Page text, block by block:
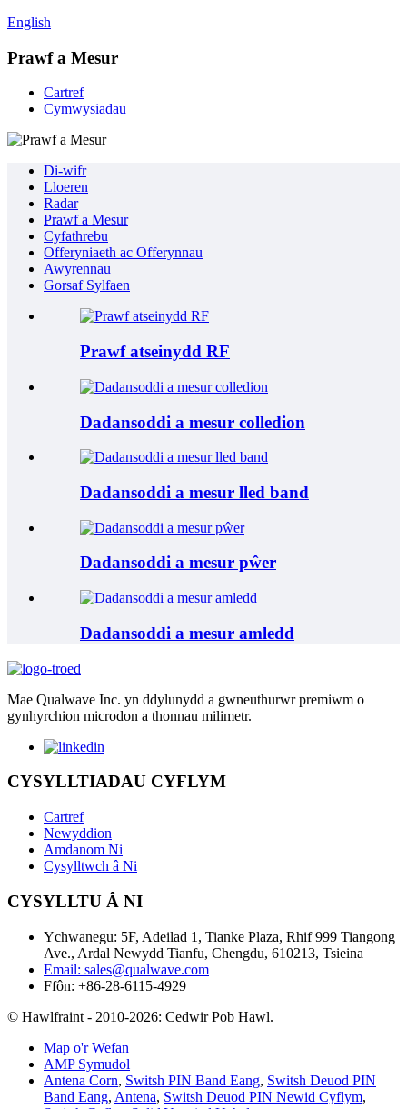
English
Prawf a Mesur
Cartref
Cymwysiadau
Di-wifr
Lloeren
Radar
Prawf a Mesur
Cyfathrebu
Offeryniaeth ac Offerynnau
Awyrennau
Gorsaf Sylfaen
Prawf atseinydd RF
Dadansoddi a mesur colledion
Dadansoddi a mesur lled band
Dadansoddi a mesur pŵer
Dadansoddi a mesur amledd
Mae Qualwave Inc. yn ddylunydd a gwneuthurwr premiwm o
gynhyrchion microdon a thonnau milimetr.
CYSYLLTIADAU CYFLYM
Cartref
Newyddion
Amdanom Ni
Cysylltwch â Ni
CYSYLLTU Â NI
Ychwanegu: 5F, Adeilad 1, Tianke Plaza, Rhif 999 Tiangong
Ave., Ardal Newydd Tianfu, Chengdu, 610213, Tsieina
Email: sales@qualwave.com
Ffôn: +86-28-6115-4929
© Hawlfraint - 2010-2026: Cedwir Pob Hawl.
Map o'r Wefan
AMP Symudol
Antena Corn, Switsh PIN Band Eang, Switsh Deuod PIN
Band Eang, Antena, Switsh Deuod PIN Newid Cyflym,